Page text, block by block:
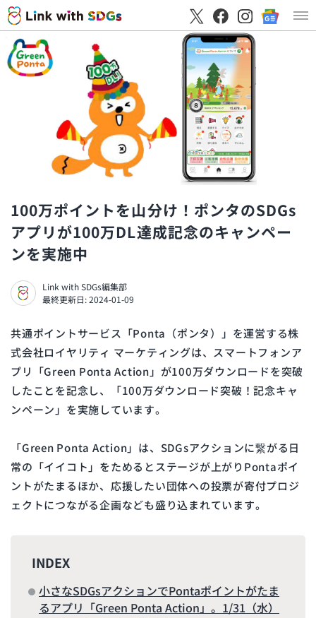
100万ポイントを山分け！ポンタのSDGs
アプリが100万DL達成記念のキャンペー
ンを実施中
Link with SDGs編集部
最終更新日: 2024-01-09
共通ポイントサービス「Ponta（ポンタ）」を運営する株
式会社ロイヤリティ マーケティングは、スマートフォンア
プリ「Green Ponta Action」が100万ダウンロードを突破
したことを記念し、「100万ダウンロード突破！記念キャ
ンペーン」を実施しています。
「Green Ponta Action」は、SDGsアクションに繋がる日
常の「イイコト」をためるとステージが上がりPontaポイ
ントがたまるほか、応援したい団体への投票が寄付プロジ
ェクトにつながる企画なども盛り込まれています。
INDEX
小さなSDGsアクションでPontaポイントがたま
るアプリ「Green Ponta Action」。1/31（水）